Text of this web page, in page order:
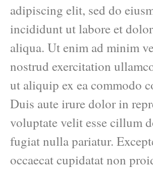
adipiscing elit, sed do
incididunt ut labore et
aliqua. Ut enim ad minim
nostrud exercitation
ut aliquip ex ea commodo
Duis aute irure dolor in
voluptate velit esse cillum
fugiat nulla pariatur.
occaecat cupidatat non